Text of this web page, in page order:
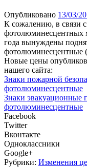
Опубликовано 13/03/
К сожалению, в связи
фотолюминесцентных
года вынуждены
фотолюминесцентные
Новые цены
нашего сайта:
Знаки пожарной
фотолюминесцентные
Знаки эвакуационные
фотолюминесцентные
Facebook
Twitter
Вконтакте
Одноклассники
Google+
Рубрики: Изменения